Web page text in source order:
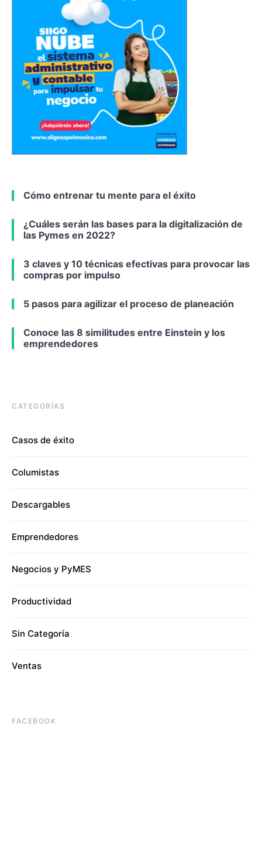
Cómo entrenar tu mente para el éxito
¿Cuáles serán las bases para la digitalización de
las Pymes en 2022?
3 claves y 10 técnicas efectivas para provocar las
compras por impulso
5 pasos para agilizar el proceso de planeación
Conoce las 8 similitudes entre Einstein y los
emprendedores
CATEGORÍAS
Casos de éxito
Columistas
Descargables
Emprendedores
Negocios y PyMES
Productividad
Sin Categoría
Ventas
FACEBOOK